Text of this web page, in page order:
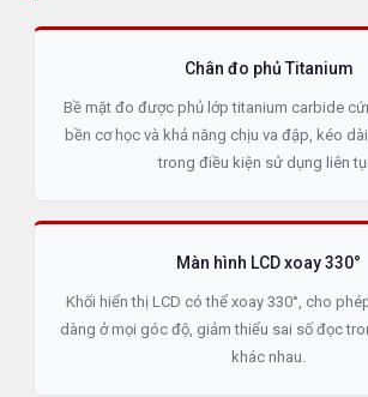
Chân đo phủ Titanium
Bề mặt đo được phủ lớp titanium carbide
bền cơ học và khả năng chịu va đập, kéo
trong điều kiện sử dụng liên
Màn hình LCD xoay 330°
Khối hiển thị LCD có thể xoay 330°, cho
dàng ở mọi góc độ, giảm thiểu sai số đọc
khác nhau.